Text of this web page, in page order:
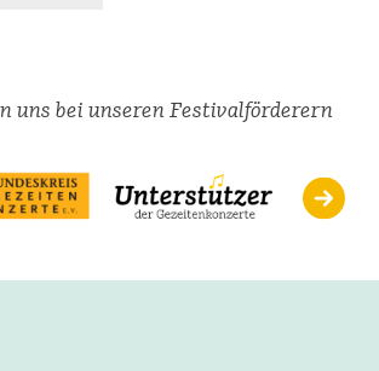
uns bei unseren Festivalförderern